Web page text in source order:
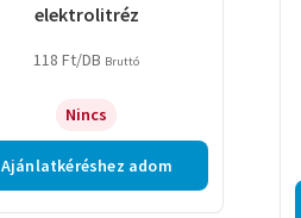
elektrolitréz
118Ft/DB Bruttó
Nincs
Ajánlatkéréshez adom